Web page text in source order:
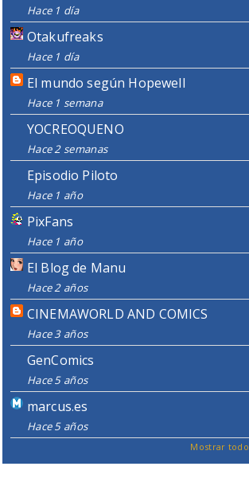
Hace 1 día
Otakufreaks
Hace 1 día
El mundo según Hopewell
Hace 1 semana
YOCREOQUENO
Hace 2 semanas
Episodio Piloto
Hace 1 año
PixFans
Hace 1 año
El Blog de Manu
Hace 2 años
CINEMAWORLD AND COMICS
Hace 3 años
GenComics
Hace 5 años
marcus.es
Hace 5 años
Mostrar todo